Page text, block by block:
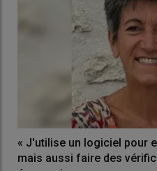
« J'utilise un logiciel pour
mais aussi faire des